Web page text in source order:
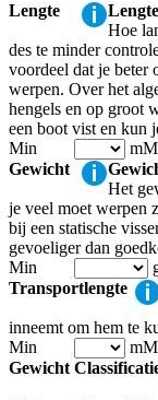
Lengte
Lengte
Hoe
des te minder
voordeel dat je beter
werpen. Over het
hengels en op groot
een boot vist en kun
Min
m
Gewicht
Het
je veel moet werpen
bij een statische
gevoeliger dan
Min
Transportlengte
inneemt om hem te
Min
m
Gewicht